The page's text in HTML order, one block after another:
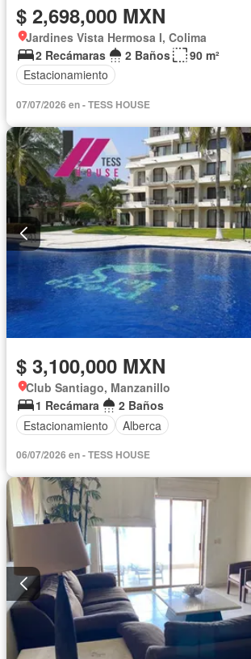
$ 2,698,000 MXN
Jardines Vista Hermosa I, Colima
2 Recámaras
2 Baños
90 m²
Estacionamiento
07/07/2026 en - TESS HOUSE
$ 3,100,000 MXN
Club Santiago, Manzanillo
1 Recámara
2 Baños
Estacionamiento
Alberca
06/07/2026 en - TESS HOUSE